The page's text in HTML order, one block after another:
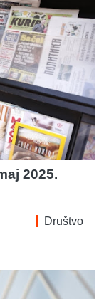
2025.
Društvo